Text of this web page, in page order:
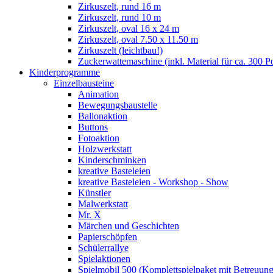
Zirkuszelt, rund 16 m
Zirkuszelt, rund 10 m
Zirkuszelt, oval 16 x 24 m
Zirkuszelt, oval 7.50 x 11.50 m
Zirkuszelt (leichtbau!)
Zuckerwattemaschine (inkl. Material für ca. 300
Kinderprogramme
Einzelbausteine
Animation
Bewegungsbaustelle
Ballonaktion
Buttons
Fotoaktion
Holzwerkstatt
Kinderschminken
kreative Basteleien
kreative Basteleien - Workshop - Show
Künstler
Malwerkstatt
Mr. X
Märchen und Geschichten
Papierschöpfen
Schülerrallye
Spielaktionen
Spielmobil 500 (Komplettspielpaket mit